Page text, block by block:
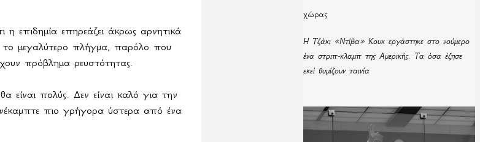
επιδημία επηρεάζει άκρως αρνητικά
το μεγαλύτερο πλήγμα, παρόλο που
πρόβλημα ρευστότητας.
είναι πολύς. Δεν είναι καλό για την
πιο γρήγορα ύστερα από ένα
χώρας
Η Τζάκι «Ντίβα» Κουκ εργάστηκε στο νούμερο
ένα στριπ-κλαμπ της Αμερικής. Τα όσα έζησε
εκεί θυμίζουν ταινία